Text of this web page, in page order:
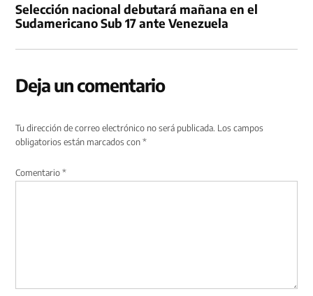
Selección nacional debutará mañana en el
Sudamericano Sub 17 ante Venezuela
Deja un comentario
Tu dirección de correo electrónico no será publicada. Los campos
obligatorios están marcados con*
Comentario*